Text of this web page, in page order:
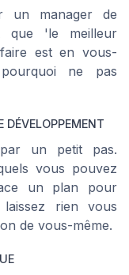
un manager de
que 'le meilleur
est en vous-
ne pas
DÉVELOPPEMENT
un petit pas.
vous pouvez
un plan pour
rien vous
de vous-même.